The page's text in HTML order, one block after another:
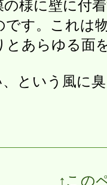
様に壁に付
です。これは
とあらゆる面
という風に
↑この